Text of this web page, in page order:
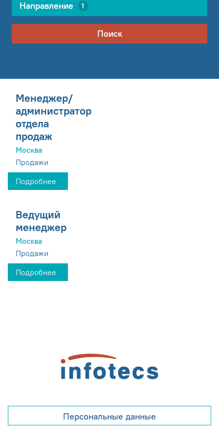
Направление 1
Поиск
Менеджер/
администратор
отдела
продаж
Москва
Продажи
Подробнее
Ведущий
менеджер
Москва
Продажи
Подробнее
Персональные данные